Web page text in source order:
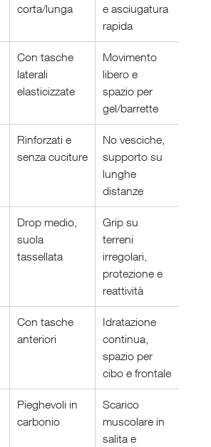
corta/lunga
e asciugatura
rapida
Con tasche
laterali
elasticizzate
Movimento
libero e
spazio per
gel/barrette
Rinforzati e
senza cuciture
No vesciche,
supporto su
lunghe
distanze
Drop medio,
suola
tassellata
Grip su
terreni
irregolari,
protezione e
reattività
Con tasche
anteriori
Idratazione
continua,
spazio per
cibo e frontale
Pieghevoli in
carbonio
Scarico
muscolare in
salita e